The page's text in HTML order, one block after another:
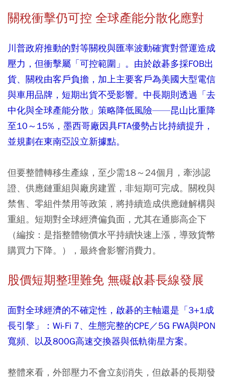
關稅衝擊仍可控 全球產能分散化應對
川普政府推動的對等關稅與匯率波動確實對營運造成
壓力，但衝擊屬「可控範圍」。由於啟碁多採FOB出
貨、關稅由客戶負擔，加上主要客戶為美國大型電信
與車用品牌，短期出貨不受影響。中長期則透過「去
中化與全球產能分散」策略降低風險——昆山比重降
至10～15%，墨西哥廠因具FTA優勢占比持續提升，
並規劃在東南亞設立新據點。
但要整體轉移生產線，至少需18～24個月，牽涉認
證、供應鏈重組與廠房建置，非短期可完成。關稅與
禁售、零組件禁用等政策，將持續造成供應鏈解構與
重組。短期對全球經濟偏負面，尤其在通膨高企下
（編按：是指整體物價水平持續快速上漲，導致貨幣
購買力下降。），最終會影響消費力。
股價短期整理難免 無礙啟碁長線發展
面對全球經濟的不確定性，啟碁的主軸還是「3+1成
長引擎」：Wi-Fi 7、生態完整的CPE／5G FWA與PON
寬頻、以及800G高速交換器與低軌衛星方案。
整體來看，外部壓力不會立刻消失，但啟碁的長期發